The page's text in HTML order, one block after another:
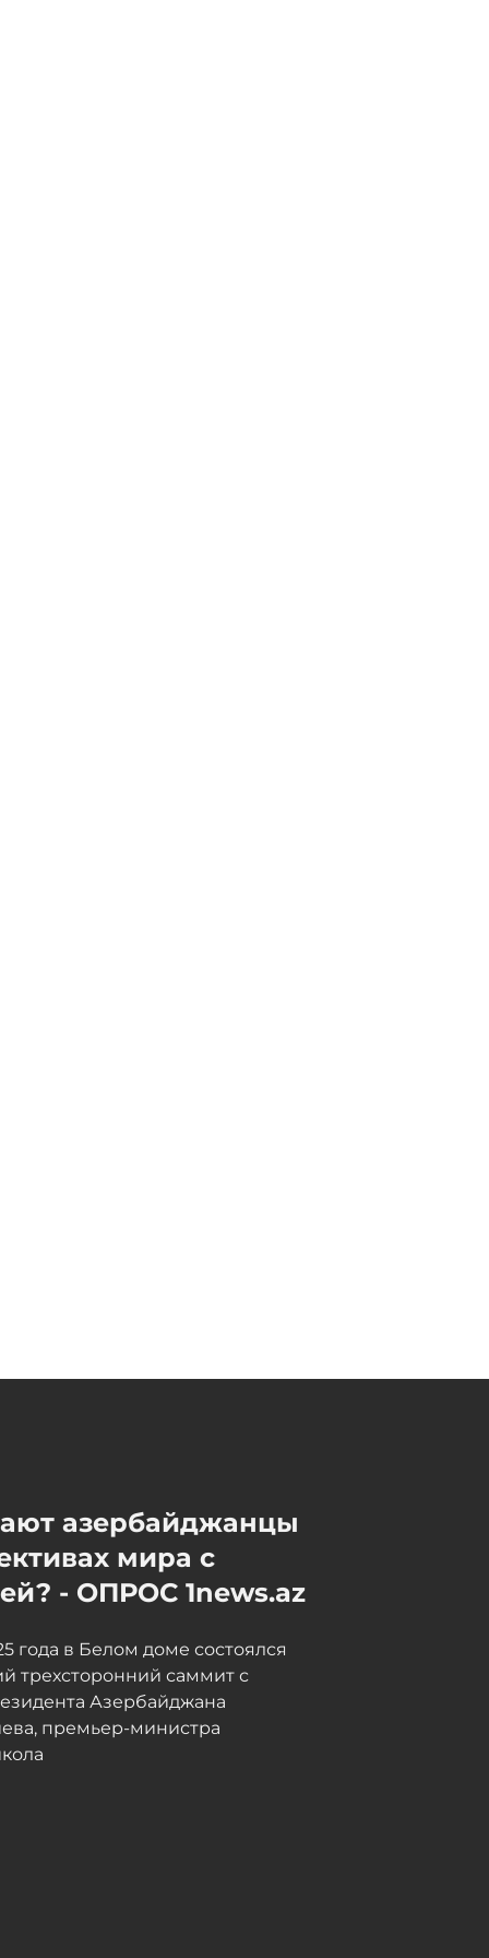
азербайджанцы
мира с
- ОПРОС 1news.az
года в Белом доме состоялся
трехсторонний саммит с
Азербайджана
премьер-министра